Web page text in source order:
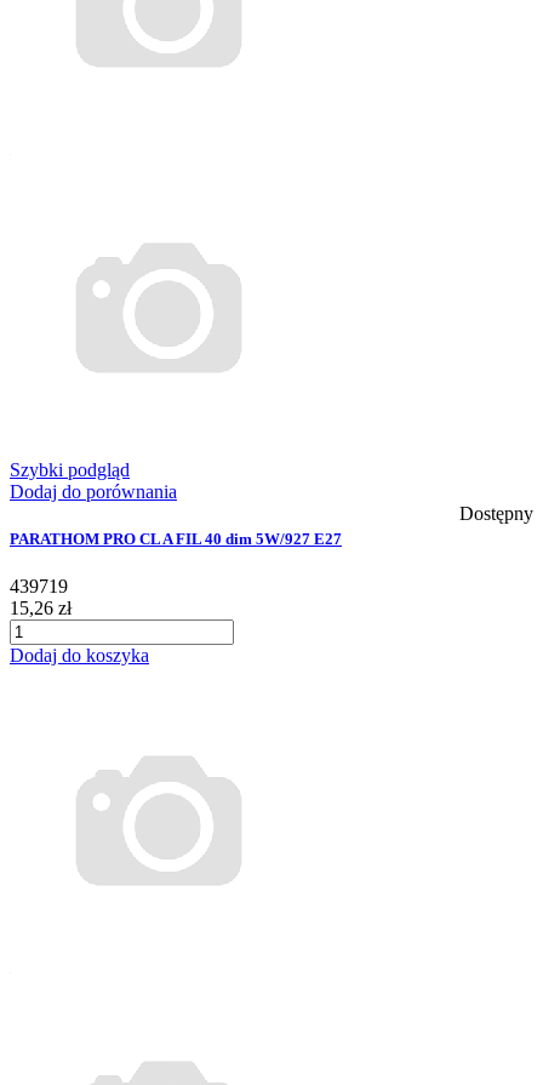
Szybki podgląd
Dodaj do porównania
Dostępny
PARATHOM PRO CL A FIL 40 dim 5W/927 E27
439719
15,26 zł
Dodaj do koszyka